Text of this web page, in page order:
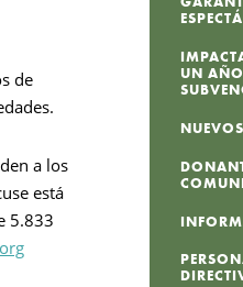
de
a los
está
5.833
UN